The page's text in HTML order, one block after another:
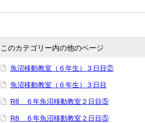
このカテゴリー内の他のページ
魚沼移動教室（６年生）３日目②
魚沼移動教室（６年生）３日目
R8 ６年魚沼移動教室２日目⑤
R8 ６年魚沼移動教室２日目⑤